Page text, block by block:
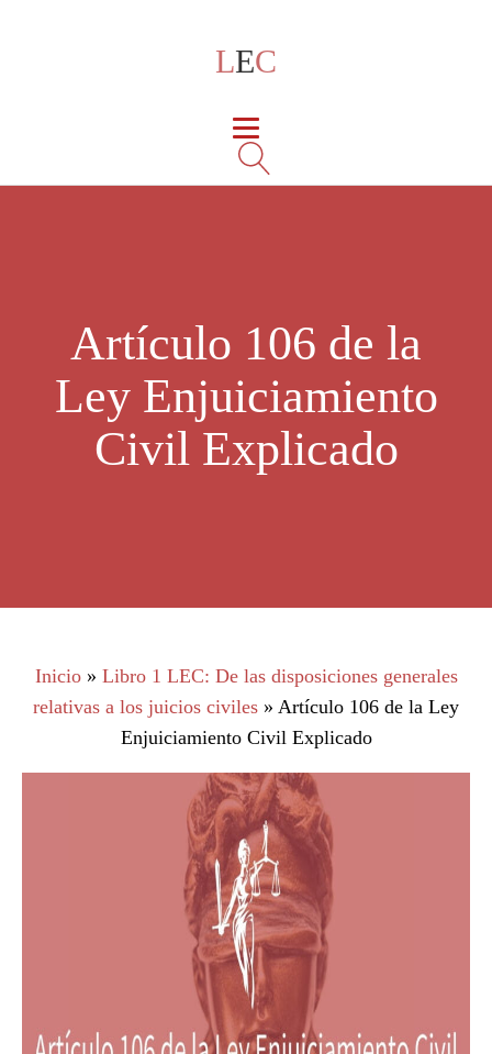
LEC
Artículo 106 de la
Ley Enjuiciamiento
Civil Explicado
Inicio» Libro 1 LEC: De las disposiciones generales
relativas a los juicios civiles » Artículo 106 de la Ley
Enjuiciamiento Civil Explicado